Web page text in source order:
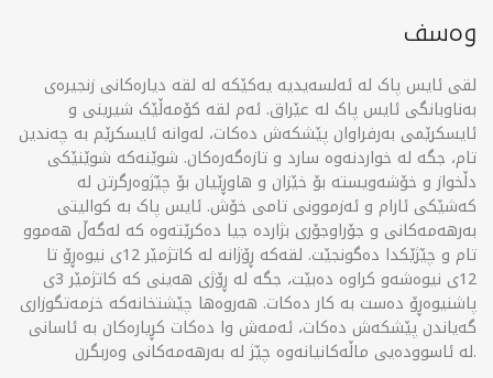
وەسف
لقی ئایس پاک لە ئەلسەیدیە یەکێکە لە لقە دیارەکانی زنجیرەی
بەناوبانگی ئایس پاک لە عێراق. ئەم لقە کۆمەڵێک شیرینی و
ئایسکرێمی بەرفراوان پێشکەش دەکات، لەوانە ئایسکرێم بە چەندین
تام، جگە لە خواردنەوە سارد و تازەگەرەکان. شوێنەکە شوێنێکی
دڵخواز و خۆشەویستە بۆ خێزان و هاوڕێیان بۆ چێژوەرگرتن لە
کەشێکی ئارام و ئەزموونی تامی خۆش. ئایس پاک بە کوالیتی
بەرهەمەکانی و جۆراوجۆری بژاردە جیا دەکرێتەوە کە لەگەڵ هەموو
تام و چێژێکدا دەگونجێت. لقەکە ڕۆژانە لە کاتژمێر 12ی نیوەڕۆ تا
12ی نیوەشەو کراوە دەبێت، جگە لە ڕۆژی هەینی کە کاتژمێر 3ی
پاشنیوەڕۆ دەست بە کار دەکات. هەروەها چێشتخانەکە خزمەتگوزاری
گەیاندن پێشکەش دەکات، ئەمەش وا دەکات کڕیارەکان بە ئاسانی
لە ئاسوودەیی ماڵەکانیانەوە چێژ لە بەرهەمەکانی وەربگرن.